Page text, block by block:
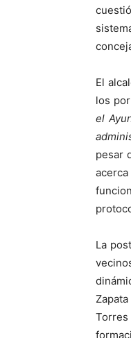
El
los
el
pesar
La